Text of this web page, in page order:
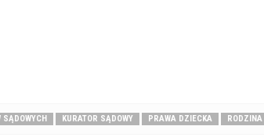
SĄDOWYCH KURATOR SĄDOWY PRAWA DZIECKA RODZINA